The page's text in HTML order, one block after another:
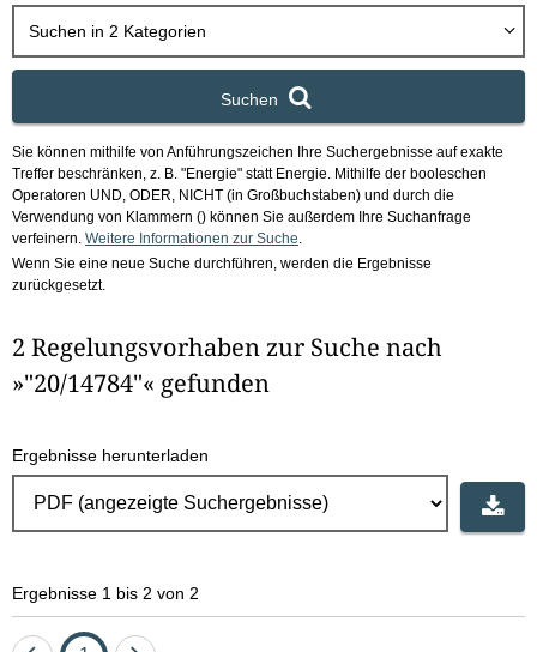
Suchen in 2 Kategorien
Suchen
Sie können mithilfe von Anführungszeichen Ihre Suchergebnisse auf exakte
Treffer beschränken, z. B. "Energie" statt Energie. Mithilfe der booleschen
Operatoren UND, ODER, NICHT (in Großbuchstaben) und durch die
Verwendung von Klammern () können Sie außerdem Ihre Suchanfrage
verfeinern. Weitere Informationen zur Suche
Wenn Sie eine neue Suche durchführen, werden die Ergebnisse
zurückgesetzt.
2 Regelungsvorhaben zur Suche nach
»"20/14784"« gefunden
Ergebnisse herunterladen
Ergebnisse 1 bis 2 von 2